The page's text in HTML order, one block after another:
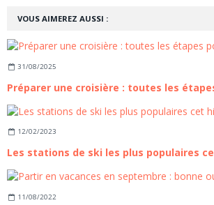
VOUS AIMEREZ AUSSI :
31/08/2025
12/02/2023
Les stations de ski les plus populaires
11/08/2022